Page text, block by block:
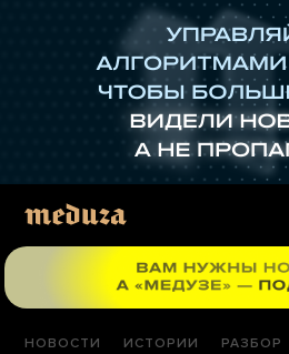
НОВОСТИ ИСТОРИИ РАЗБОР